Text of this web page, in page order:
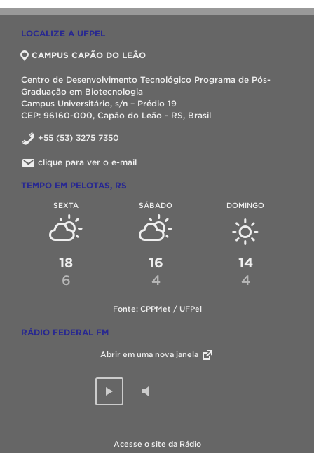
LOCALIZE A UFPEL
CAMPUS CAPÃO DO LEÃO
Centro de Desenvolvimento Tecnológico Programa de Pós-
Graduação em Biotecnologia
Campus Universitário, s/n – Prédio 19
CEP: 96160-000, Capão do Leão - RS, Brasil
+55 (53) 3275 7350
clique para ver o e-mail
TEMPO EM PELOTAS, RS
SEXTA
18
6
SÁBADO
16
4
DOMINGO
14
4
Fonte: CPPMet / UFPel
RÁDIO FEDERAL FM
Abrir em uma nova janela
Acesse o site da Rádio